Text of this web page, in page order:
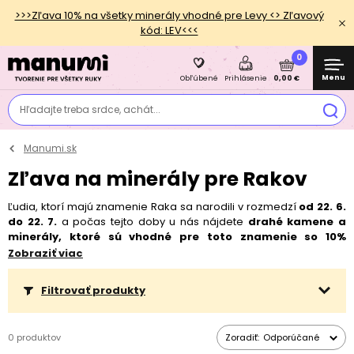
>>>Zľava 10% na všetky minerály vhodné pre Levy <> Zľavový
kód: LEV<<<
Hľadajte treba srdce, achát...
Obľúbené Prihlásenie
0
0,00 € Menu
Manumi.sk
Zľava na minerály pre Rakov
Ľudia, ktorí majú znamenie Raka sa narodili v rozmedzí od 22. 6.
do 22. 7. a počas tejto doby u nás nájdete drahé kamene a
minerály, ktoré sú vhodné pre toto znamenie so 10%
zľavou! Rovnako tak môžete so zľavou kúpiť aj originálny
prívesok od TierraCast vpostriebrenomčipozlátenomvariante
spojovací diel
20%!
Zistite o tomto znamení viac kliknutím na Zobraziť
viac. ↓
Zobraziť viac
Filtrovať produkty
0 produktov Zoradiť: Odporúčané